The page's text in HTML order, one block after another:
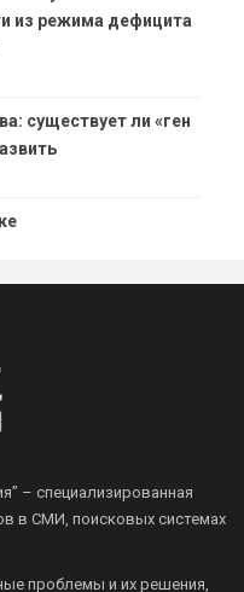
из режима дефицита
существует ли «ген
– специализированная
в СМИ, поисковых системах
проблемы и их решения,